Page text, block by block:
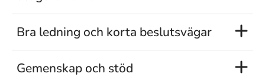
Bra ledning och korta beslutsvägar
Gemenskap och stöd